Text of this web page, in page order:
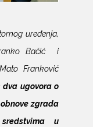
uređenja,
Bačić
i
Franković
dva ugovora o
zgrada
u